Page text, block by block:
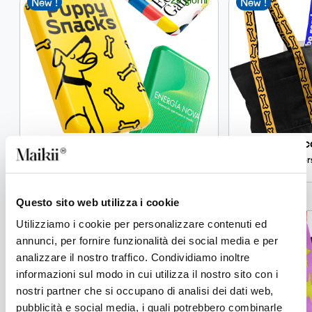
Questo sito web utilizza i cookie
Utilizziamo i cookie per personalizzare contenuti ed
annunci, per fornire funzionalità dei social media e per
analizzare il nostro traffico. Condividiamo inoltre
informazioni sul modo in cui utilizza il nostro sito con i
nostri partner che si occupano di analisi dei dati web,
pubblicità e social media, i quali potrebbero combinarle
Power bank custom con ricarica wireless Qi1,
5.000 mAh
12 giorni
New ! New !